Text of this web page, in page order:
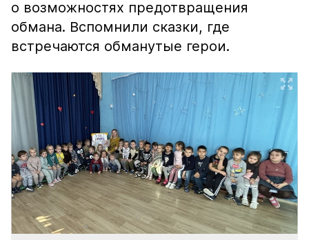
о возможностях предотвращения
обмана. Вспомнили сказки, где
встречаются обманутые герои.